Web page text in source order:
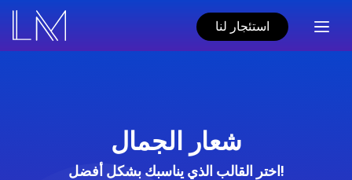
استئجار لنا
شعار الجمال
اختر القالب الذي يناسبك بشكل أفضل!